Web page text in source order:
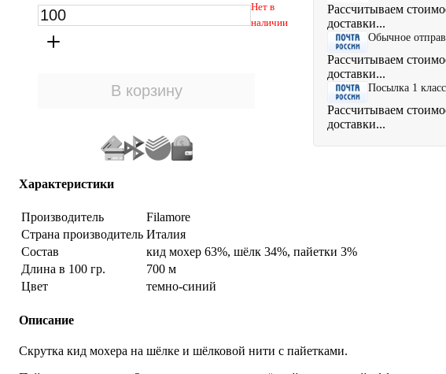
Нет в
наличии
Рассчитываем
доставки...
Обычное
Рассчитываем
доставки...
Посылка 1
Рассчитываем
доставки...
Характеристики
Производитель
Filamore
Страна производитель Италия
Состав
кид мохер 63%, шёлк 34%, пайетки 3%
Длина в 100 гр.
700 м
Цвет
темно-синий
Описание
Скрутка кид мохера на шёлке и шёлковой нити с пайетками.